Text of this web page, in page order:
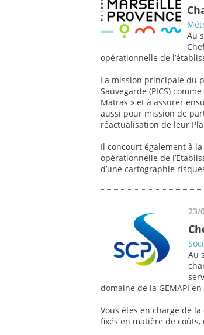
Au
opérationnelle de
La mission principale du
Sauvegarde (PICS)
Matras » et à assurer
aussi pour mission de
réactualisation de leur
Il concourt également à
opérationnelle de
d’une cartographie
23/
Au
domaine de la GEMAPI
Vous êtes en charge de
fixés en matière de